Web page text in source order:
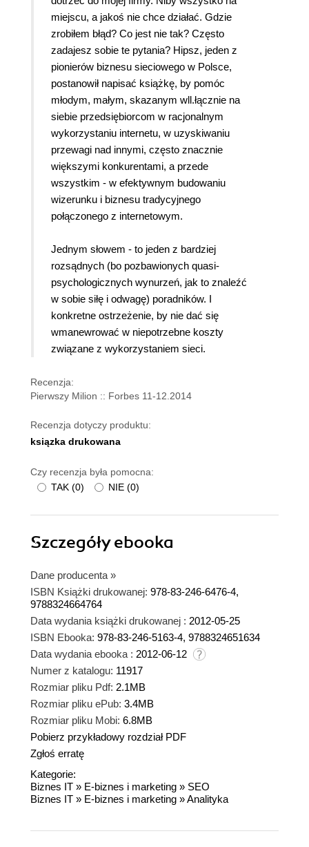
miejscu, a jakoś nie chce działać. Gdzie
zrobiłem błąd? Co jest nie tak? Często
zadajesz sobie te pytania? Hipsz, jeden z
pionierów biznesu sieciowego w Polsce,
postanowił napisać książkę, by pomóc
młodym, małym, skazanym wll.łącznie na
siebie przedsiębiorcom w racjonalnym
wykorzystaniu internetu, w uzyskiwaniu
przewagi nad innymi, często znacznie
większymi konkurentami, a przede
wszystkim - w efektywnym budowaniu
wizerunku i biznesu tradycyjnego
połączonego z internetowym.
Jednym słowem - to jeden z bardziej
rozsądnych (bo pozbawionych quasi-
psychologicznych wynurzeń, jak to znaleźć
w sobie siłę i odwagę) poradników. I
konkretne ostrzeżenie, by nie dać się
wmanewrować w niepotrzebne koszty
związane z wykorzystaniem sieci.
Recenzja:
Pierwszy Milion :: Forbes 11-12.2014
Recenzja dotyczy produktu:
ksiązka drukowana
Czy recenzja była pomocna:
TAK (0) NIE (0)
Szczegółyebooka
Dane producenta »
ISBN Książki drukowanej: 978-83-246-6476-4,
9788324664764
Data wydania książki drukowanej : 2012-05-25
ISBN Ebooka: 978-83-246-5163-4, 9788324651634
Data wydania ebooka : 2012-06-12
Numer z katalogu: 11917
Rozmiar pliku Pdf: 2.1MB
Rozmiar pliku ePub: 3.4MB
Rozmiar pliku Mobi: 6.8MB
Pobierz przykładowy rozdział PDF
Zgłoś erratę
Kategorie:
Biznes IT » E-biznes i marketing » SEO
Biznes IT » E-biznes i marketing »Analityka